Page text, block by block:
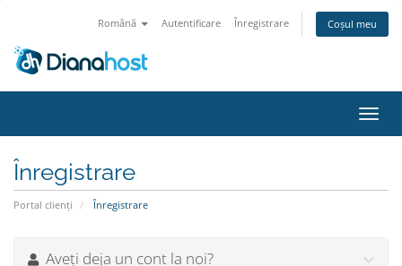
Română Autentificare Înregistrare Coșul meu
Înregistrare
Portal clienți Înregistrare
Aveți deja un cont la noi?